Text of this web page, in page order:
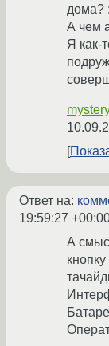
дома?
А чем
Я как-
Ответ на:
19:59:27
А